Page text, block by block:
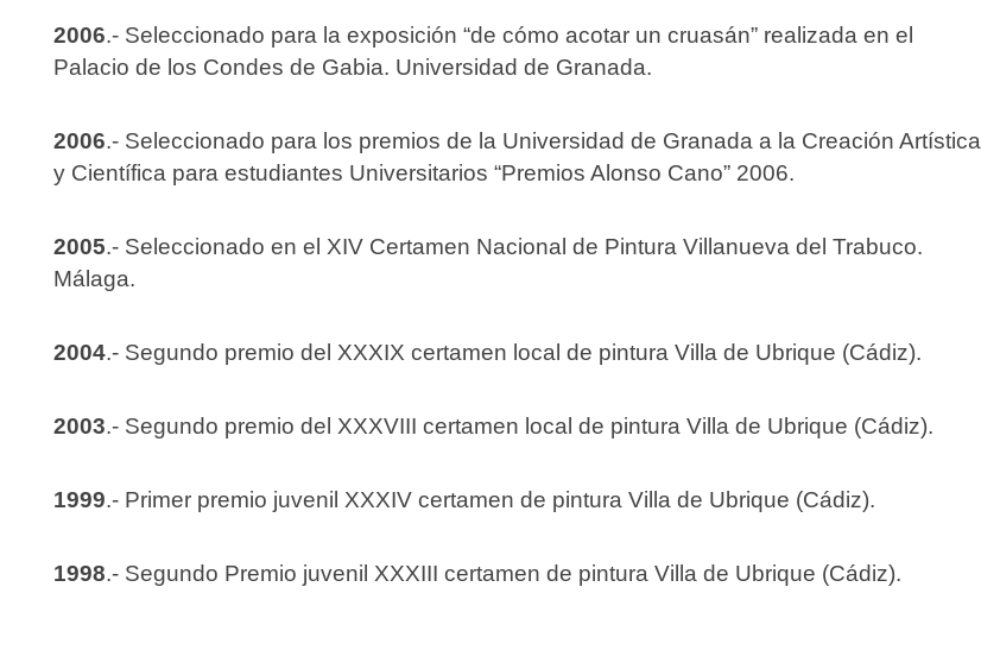
2006.- Seleccionado para la exposición “de cómo acotar un cruasán” realizada en el
Palacio de los Condes de Gabia. Universidad de Granada.
2006.- Seleccionado para los premios de la Universidad de Granada a la Creación Artística
y Científica para estudiantes Universitarios “Premios Alonso Cano” 2006.
2005.- Seleccionado en el XIV Certamen Nacional de Pintura Villanueva del Trabuco.
Málaga.
2004.- Segundo premio del XXXIX certamen local de pintura Villa de Ubrique (Cádiz).
2003.- Segundo premio del XXXVIII certamen local de pintura Villa de Ubrique (Cádiz).
1999.- Primer premio juvenil XXXIV certamen de pintura Villa de Ubrique (Cádiz).
1998.- Segundo Premio juvenil XXXIII certamen de pintura Villa de Ubrique (Cádiz).